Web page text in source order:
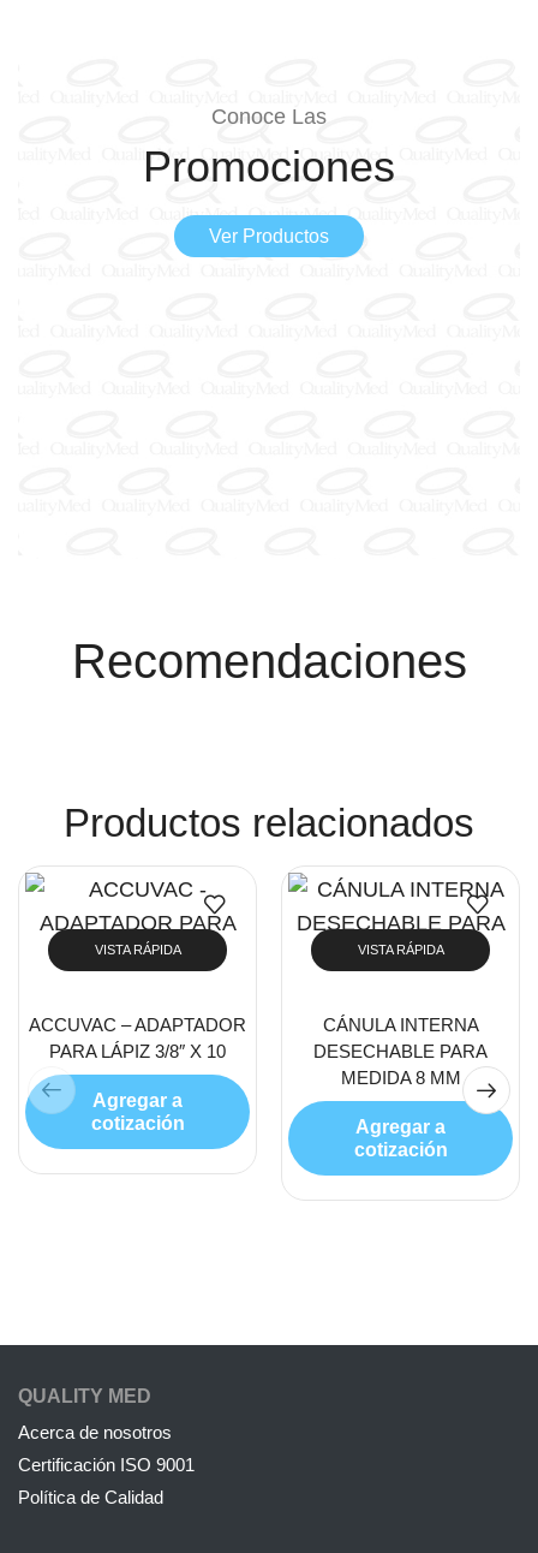
Conoce Las
Promociones
Ver Productos
Recomendaciones
Productos relacionados
VISTA RÁPIDA
ACCUVAC – ADAPTADOR
PARA LÁPIZ 3/8″ X 10
Agregar a
cotización
VISTA RÁPIDA
CÁNULA INTERNA
DESECHABLE PARA
MEDIDA 8 MM
Agregar a
cotización
QUALITY MED
Acerca de nosotros
Certificación ISO 9001
Política de Calidad